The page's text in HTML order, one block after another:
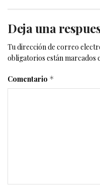
Deja una
Tu dirección de correo
obligatorios están marcados
Comentario *